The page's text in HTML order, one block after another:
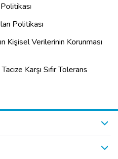
Politikası
Kişisel Verilerinin Korunması
Karşı Sıfır Tolerans